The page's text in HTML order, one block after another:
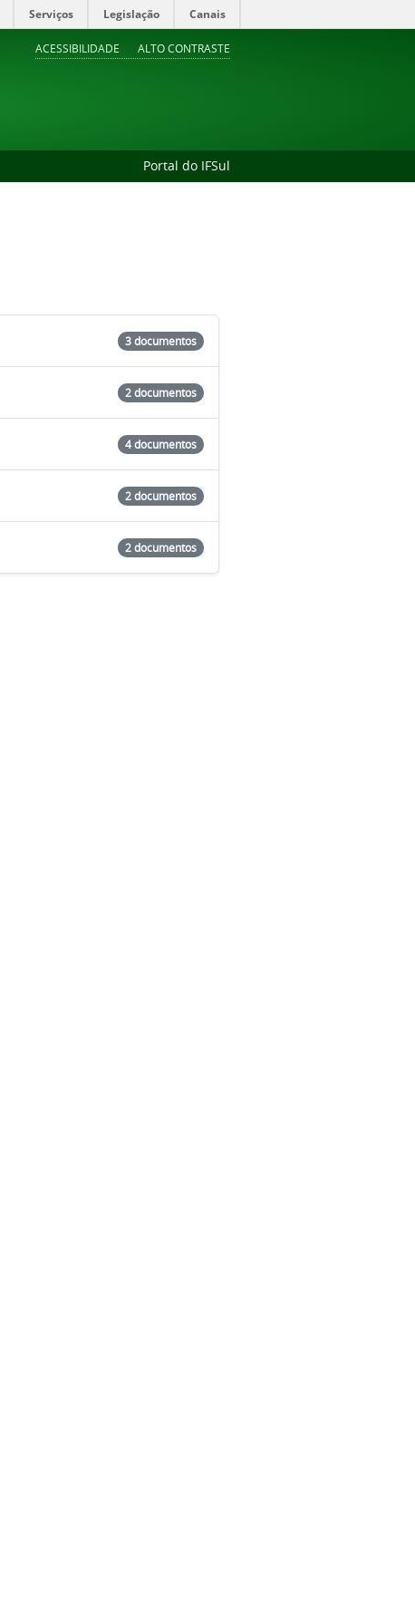
Serviços Legislação Canais
ACESSIBILIDADE ALTO CONTRASTE
Portal do IFSul
3 documentos
2 documentos
4 documentos
2 documentos
2 documentos